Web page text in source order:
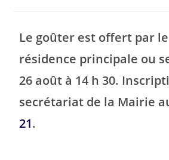
Le goûter est offert par le
résidence principale ou
26 août à 14 h 30.
secrétariat de la Mairie
21.